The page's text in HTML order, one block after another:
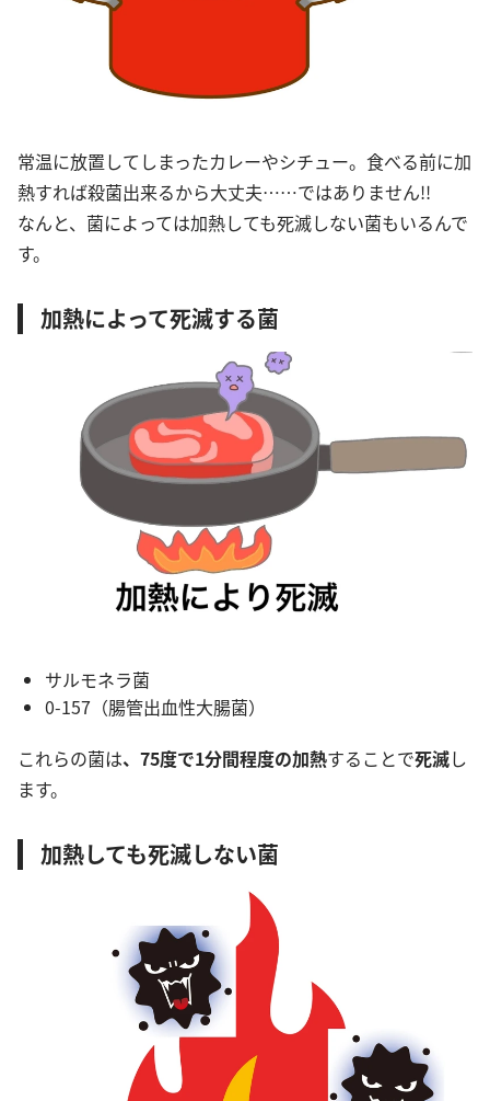
常温に放置してしまったカレーやシチュー。食べる前に加
熱すれば殺菌出来るから大丈夫……ではありません!!
なんと、菌によっては加熱しても死滅しない菌もいるんで
す。
加熱によって死滅する菌
サルモネラ菌
0-157（腸管出血性大腸菌）
これらの菌は、75度で1分間程度の加熱することで死滅し
ます。
加熱しても死滅しない菌